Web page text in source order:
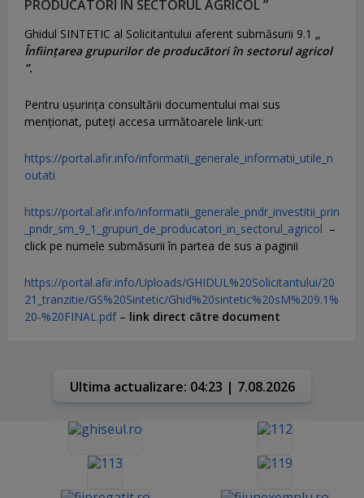
PRODUCĂTORI ÎN SECTORUL AGRICOL ”
Ghidul SINTETIC al Solicitantului aferent submăsurii 9.1 „
Înființarea grupurilor de producători în sectorul agricol
”.
Pentru uşurinţa consultării documentului mai sus
menţionat, puteţi accesa următoarele link-uri:
https://portal.afir.info/informatii_generale_informatii_utile_n
outati
https://portal.afir.info/informatii_generale_pndr_investitii_prin
_pndr_sm_9_1_grupuri_de_producatori_in_sectorul_agricol –
click pe numele submăsurii în partea de sus a paginii
https://portal.afir.info/Uploads/GHIDUL%20Solicitantului/20
21_tranzitie/GS%20Sintetic/Ghid%20sintetic%20sM%209.1%
20-%20FINAL.pdf– link direct către document
Ultima actualizare: 04:23 | 7.08.2026